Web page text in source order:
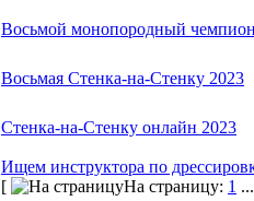
Восьмой монопородный
Восьмая Стенка-на-Стенку 2023
Стенка-на-Стенку онлайн 2023
Ищем инструктора по
[
На страницу: 1